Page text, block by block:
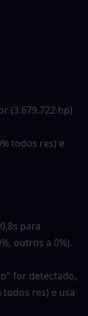
(3.679.722 hp)
todos res) e
para
outros a 0%).
for detectado,
todos res) e usa